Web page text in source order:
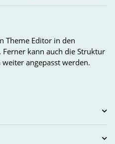
Theme Editor in den
kann auch die Struktur
angepasst werden.